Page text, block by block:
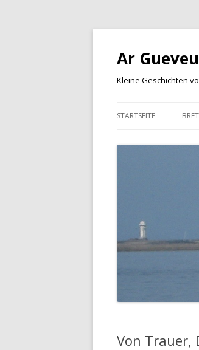
Ar
Kleine Geschichten
STARTSEITE
Von Trauer,